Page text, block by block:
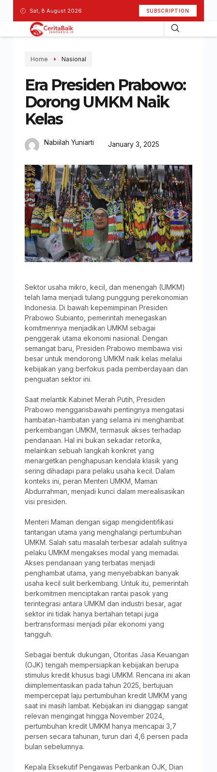
Sat, 8 August 2026 SUBSCRIPTION
Home Nasional
Era Presiden Prabowo:
Dorong UMKM Naik
Kelas
Nabiilah Yuniarti January 3, 2025
Sektor usaha mikro, kecil, dan menengah (UMKM)
telah lama menjadi tulang punggung perekonomian
Indonesia. Di bawah kepemimpinan Presiden
Prabowo Subianto, pemerintah menegaskan
komitmennya menjadikan UMKM sebagai
penggerak utama ekonomi nasional. Dengan
semangat baru, Presiden Prabowo membawa visi
besar untuk mendorong UMKM naik kelas melalui
kebijakan yang berfokus pada pemberdayaan dan
penguatan sektor ini.
Saat melantik Kabinet Merah Putih, Presiden
Prabowo menggarisbawahi pentingnya mengatasi
hambatan-hambatan yang selama ini menghambat
perkembangan UMKM, termasuk akses terhadap
pendanaan. Hal ini bukan sekadar retorika,
melainkan sebuah langkah konkret yang
menargetkan penghapusan kendala klasik yang
sering dihadapi para pelaku usaha kecil. Dalam
konteks ini, peran Menteri UMKM, Maman
Abdurrahman, menjadi kunci dalam merealisasikan
visi presiden.
Menteri Maman dengan sigap mengidentifikasi
tantangan utama yang menghalangi pertumbuhan
UMKM. Salah satu masalah terbesar adalah sulitnya
pelaku UMKM mengakses modal yang memadai.
Akses pendanaan yang terbatas menjadi
penghambat utama, yang menyebabkan banyak
usaha kecil sulit berkembang. Untuk itu, pemerintah
berkomitmen menciptakan rantai pasok yang
terintegrasi antara UMKM dan industri besar, agar
sektor ini tidak hanya bertahan tetapi juga
bertransformasi menjadi pilar ekonomi yang
tangguh.
Sebagai bentuk dukungan, Otoritas Jasa Keuangan
(OJK) tengah mempersiapkan kebijakan berupa
stimulus kredit khusus bagi UMKM. Rencana ini akan
diimplementasikan pada tahun 2025, bertujuan
mempercepat laju pertumbuhan kredit UMKM yang
saat ini masih lambat. Kebijakan ini dianggap sangat
relevan mengingat hingga November 2024,
pertumbuhan kredit UMKM hanya mencapai 3,7
persen secara tahunan, turun dari 4,6 persen pada
bulan sebelumnya.
Kepala Eksekutif Pengawas Perbankan OJK, Dian